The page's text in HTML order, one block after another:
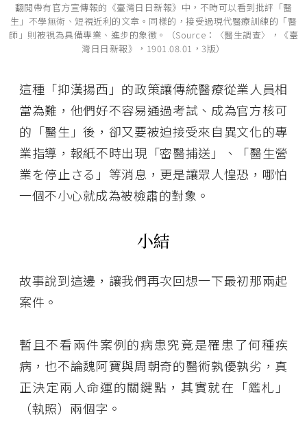
翻閱帶有官方宣傳報的《臺灣日日新報》中，不時可以看到批評「醫
生」不學無術、短視近利的文章。同樣的，接受過現代醫療訓練的「醫
師」則被視為具備專業、進步的象徵。（Source：〈醫生調查〉，《臺
灣日日新報》，1901.08.01，3版）
這種「抑漢揚西」的政策讓傳統醫療從業人員相
當為難，他們好不容易通過考試、成為官方核可
的「醫生」後，卻又要被迫接受來自異文化的專
業指導，報紙不時出現「密醫捕送」、「醫生營
業を停止さる」等消息，更是讓眾人惶恐，哪怕
一個不小心就成為被檢肅的對象。
小結
故事說到這邊，讓我們再次回想一下最初那兩起
案件。
暫且不看兩件案例的病患究竟是罹患了何種疾
病，也不論魏阿寶與周朝奇的醫術孰優孰劣，真
正決定兩人命運的關鍵點，其實就在「鑑札」
（執照）兩個字。